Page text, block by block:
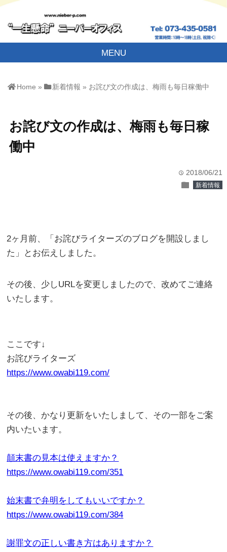
MENU
Home » 新着情報 » お詫び文の作成は、梅雨も毎日稼働中
お詫び文の作成は、梅雨も毎日稼
働中
time 2018/06/21
folder 新着情報
2ヶ月前、「お詫びライターズのブログを開設しまし
た」とお伝えしました。
その後、少しURLを変更しましたので、改めてご連絡
いたします。
ここです↓
お詫びライターズ
https://www.owabi119.com/
その後、かなり更新をいたしまして、その一部をご案
内いたいます。
顛末書の見本は使えますか？
https://www.owabi119.com/351
始末書で弁明をしてもいいですか？
https://www.owabi119.com/384
謝罪文の正しい書き方はありますか？